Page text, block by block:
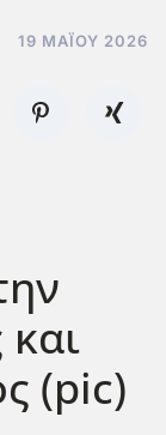
19 ΜΑΪ́ΟΥ 2026
(pic)